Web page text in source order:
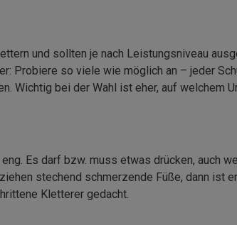
und sollten je nach Leistungsniveau
Probiere so viele wie möglich an – jeder
Wichtig bei der Wahl ist eher, auf welchem
Es darf bzw. muss etwas drücken, auch
stechend schmerzende Füße, dann ist
Kletterer gedacht.